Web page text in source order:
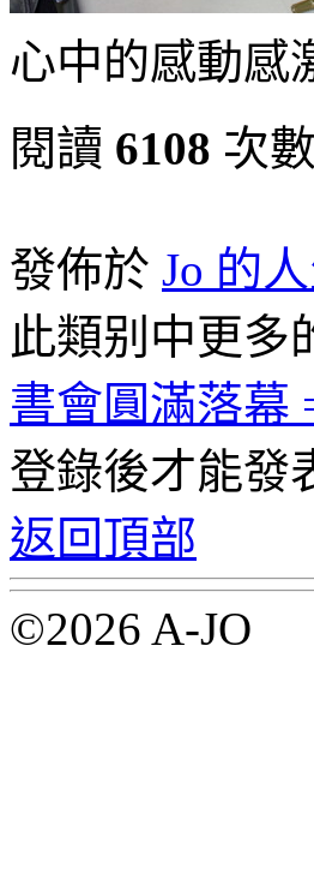
心中的感動感
閱讀 6108 次數
發佈於 Jo 的
此類别中更多
書會圓滿落幕
登錄後才能發
返回頂部
©2026 A-JO